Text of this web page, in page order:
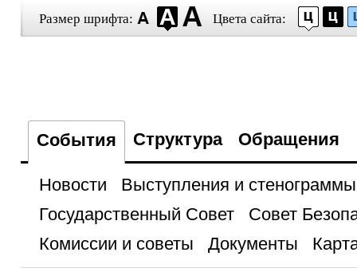
Размер шрифта: Цвета сайта:
События Структура Обращения
Новости
Выступления и стенограммы
Государственный Совет
Совет
Комиссии и советы
Документы